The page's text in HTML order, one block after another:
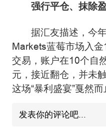
强行平仓、抹除
据汇友描述，今
Markets蓝莓市场入
交易，账户在10个自
元，接近翻仓，并未
这场“暴利盛宴”戛然
规”为由，强行平仓并
能被禁用。
发表你的评论吧...